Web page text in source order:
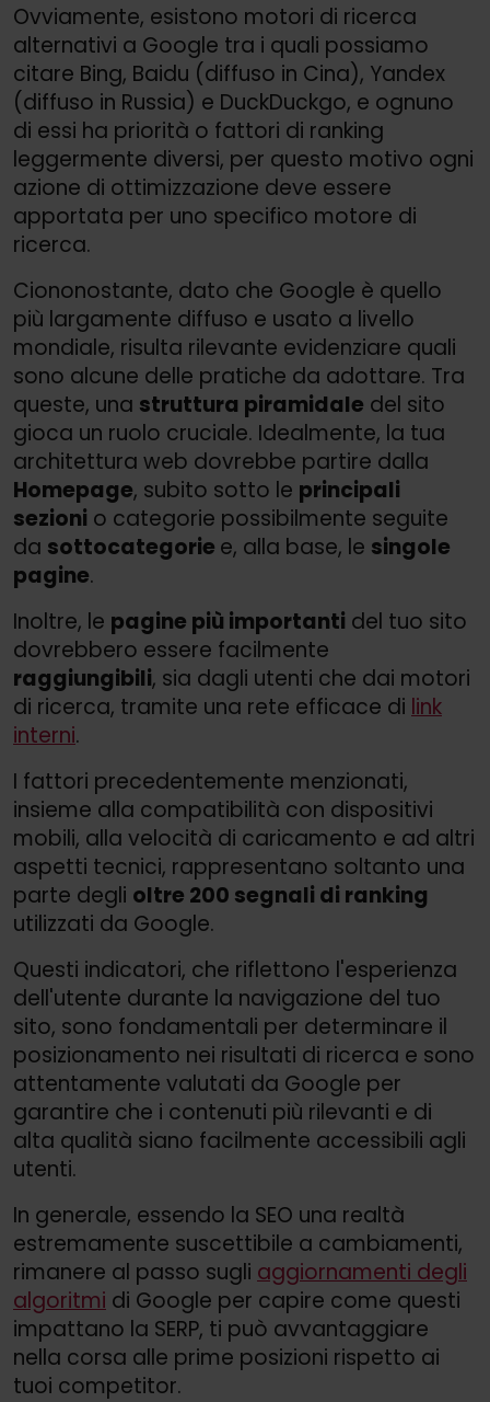
Ovviamente, esistono motori di ricerca
alternativi a Google tra i quali possiamo
citare Bing, Baidu (diffuso in Cina), Yandex
(diffuso in Russia) e DuckDuckgo, e ognuno
di essi ha priorità o fattori di ranking
leggermente diversi, per questo motivo ogni
azione di ottimizzazione deve essere
apportata per uno specifico motore di
ricerca.
Ciononostante, dato che Google è quello
più largamente diffuso e usato a livello
mondiale, risulta rilevante evidenziare quali
sono alcune delle pratiche da adottare. Tra
queste, una struttura piramidale del sito
gioca un ruolo cruciale. Idealmente, la tua
architettura web dovrebbe partire dalla
Homepage, subito sotto le principali
sezioni o categorie possibilmente seguite
da sottocategorie e, alla base, le singole
pagine.
Inoltre, le pagine più importanti del tuo sito
dovrebbero essere facilmente
raggiungibili, sia dagli utenti che dai motori
di ricerca, tramite una rete efficace di link
interni.
I fattori precedentemente menzionati,
insieme alla compatibilità con dispositivi
mobili, alla velocità di caricamento e ad altri
aspetti tecnici, rappresentano soltanto una
parte degli oltre 200 segnali di ranking
utilizzati da Google.
Questi indicatori, che riflettono l'esperienza
dell'utente durante la navigazione del tuo
sito, sono fondamentali per determinare il
posizionamento nei risultati di ricerca e sono
attentamente valutati da Google per
garantire che i contenuti più rilevanti e di
alta qualità siano facilmente accessibili agli
utenti.
In generale, essendo la SEO una realtà
estremamente suscettibile a cambiamenti,
rimanere al passo sugli aggiornamenti degli
algoritmi di Google per capire come questi
impattano la SERP, ti può avvantaggiare
nella corsa alle prime posizioni rispetto ai
tuoi competitor.